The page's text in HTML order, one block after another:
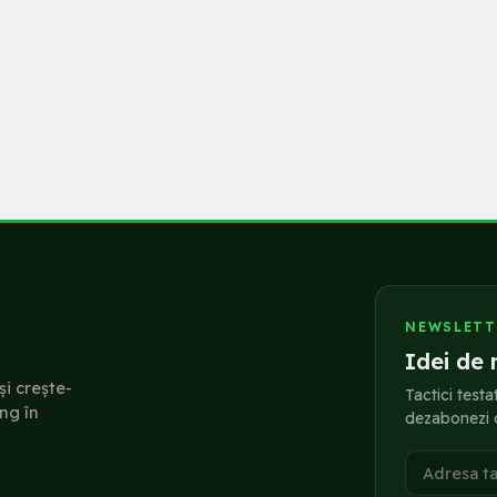
crește-
în
Idei de
Tactici
dezabonezi